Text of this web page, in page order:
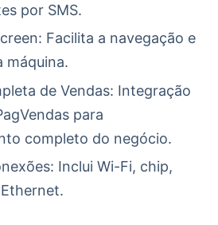
por SMS.
Facilita a navegação e
máquina.
de Vendas: Integração
para
completo do negócio.
Inclui Wi-Fi, chip,